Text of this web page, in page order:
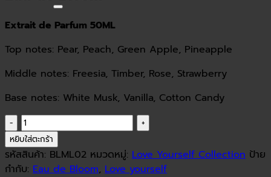
Extrait de Parfum 50ML
Top notes: Pear, Peach, Green Apple, Pineapple
Middle notes: Freesia, Timber, Rose, Strawberry
Base notes: White Musk, Vanilla, Cotton Candy
จำนวน
Eau
de
Bloom
หยิบใส่ตะกร้า
รหัสสินค้า: BLML02 หมวดหมู่: Love Yourself Collection ป้าย
กำกับ: Eau de Bloom, Love yourself